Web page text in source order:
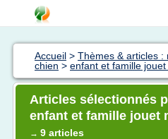
Accueil > Thèmes & articles :
chien > enfant et famille
Articles sélectionnés
enfant et famille jouet
→ 9 articles